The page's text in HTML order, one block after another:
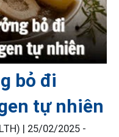
bỏ đi
tự nhiên
| 25/02/2025 -